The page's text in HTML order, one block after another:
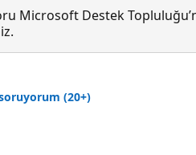
Microsoft Destek
(20+)